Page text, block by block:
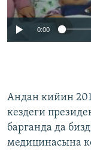
0:00
Андан кийин
кездеги
барганда да
медицинасына